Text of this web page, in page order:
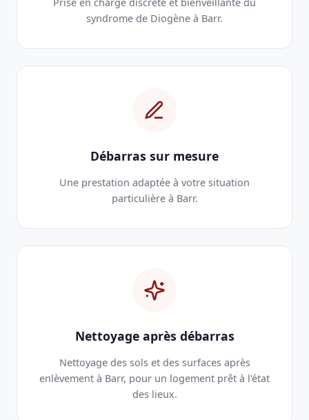
syndrome de Diogène à Barr.
Débarras sur mesure
Une prestation adaptée à votre situation
particulière à Barr.
Nettoyage après débarras
Nettoyage des sols et des surfaces après
enlèvement à Barr, pour un logement prêt à l'état
des lieux.